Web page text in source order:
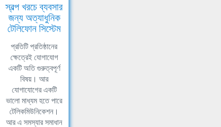
স্বল্প খরচে ব্যবসার
জন্য অত্যাধুনিক
টেলিফোন সিস্টেম
প্রতিটি প্রতিষ্ঠানের
ক্ষেত্রেই যোগাযোগ
একটি অতি গুরুত্বপূর্ণ
বিষয়। আর
যোগাযোগের একটি
ভালো মাধ্যম হতে পারে
টেলিকমিউনিকেশন।
আর এ সমস্যার সমাধান